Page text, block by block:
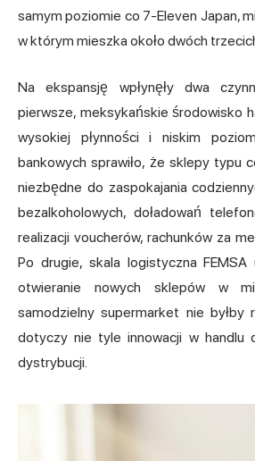
samym poziomie co 7-Eleven Japan,
w którym mieszka około dwóch
Na ekspansję wpłynęły dwa
pierwsze, meksykańskie środowisko
wysokiej płynności i niskim
bankowych sprawiło, że sklepy typu
niezbędne do zaspokajania
bezalkoholowych, doładowań
realizacji voucherów, rachunków za
Po drugie, skala logistyczna FEMSA
otwieranie nowych sklepów w
samodzielny supermarket nie byłby
dotyczy nie tyle innowacji w handlu
dystrybucji.